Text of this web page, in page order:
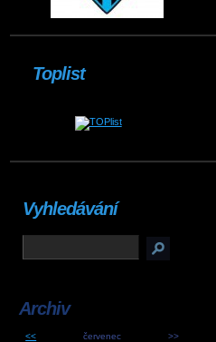
Toplist
Vyhledávání
Archiv
<< červenec
>>